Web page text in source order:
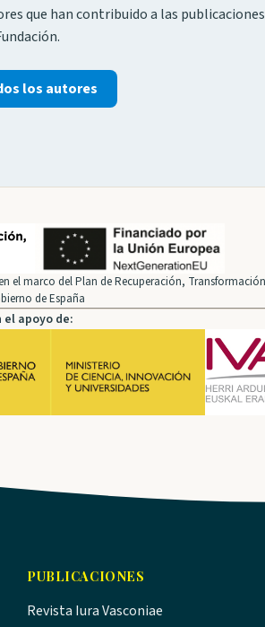
que han contribuido a las
los autores
el marco del Plan de Recuperación,
de España
el apoyo de:
PUBLICACIONES
Revista Iura Vasconiae